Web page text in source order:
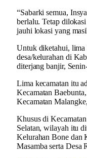
“Sabarki semua,
berlalu. Tetap
jauhi lokasi yang
Untuk diketahui, lima
desa/kelurahan di
diterjang banjir,
Lima kecamatan itu
Kecamatan
Kecamatan
Khusus di
Selatan, wilayah itu
Kelurahan Bone dan
Masamba serta Desa